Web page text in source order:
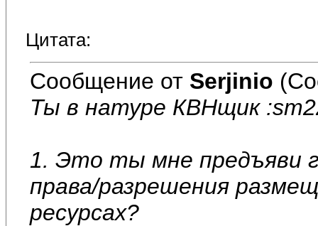
Цитата:
Сообщение от Serjinio
Ты в натуре КВНщик
1. Это ты мне предъяви
права/разрешения
ресурсах?